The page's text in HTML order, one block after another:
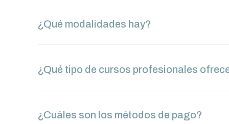
¿Qué modalidades hay?
¿Qué tipo de cursos profesionales
¿Cuáles son los métodos de pago?